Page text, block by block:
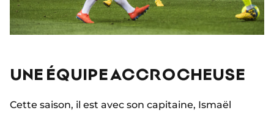
UNE ÉQUIPE ACCROCHEUSE
Cette saison, il est avec son capitaine, Ismaël